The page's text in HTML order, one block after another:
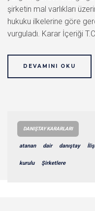
şirketin mal varlıkları
hukuku ilkelerine göre
vurguladı. Karar İçeriği
DEVAMINI OKU
DANIŞTAY KARARLARI
atanan dair danıştay
kurulu Şirketlere